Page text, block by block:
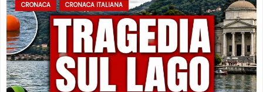
CRONACA CRONACA ITALIANA